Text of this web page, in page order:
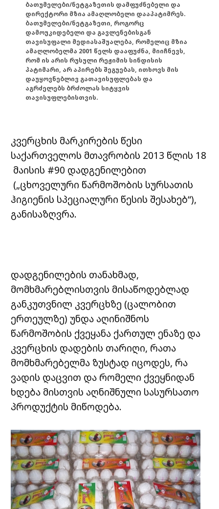
ბათუმელები/ნეტგაზეთის დამფუძნებელი და
დირექტორი მზია ამაღლობელი დააპატიმრეს.
ბათუმელები/ნეტგაზეთი, როგორც
დამოუკიდებელი და გავლენებისგან
თავისუფალი მედიასაშუალება, რომელიც მზია
ამაღლობელმა 2001 წელს დააფუძნა, მიიჩნევს,
რომ ის არის რუსული რეჟიმის სინდისის
პატიმარი, არ აპირებს შეგუებას, ითხოვს მის
დაუყოვნებლივ გათავისუფლებას და
აგრძელებს ბრძოლას სიტყვის
თავისუფლებისთვის.
კვერცხის მარკირების წესი
საქართველოს მთავრობის 2013 წლის 18
მაისის #90 დადგენილებით
(„ცხოველური წარმოშობის სურსათის
ჰიგიენის სპეციალური წესის შესახებ“),
განისაზღვრა.
დადგენილების თანახმად,
მომხმარებლისთვის მისაწოდებლად
განკუთვნილ კვერცხზე (ცალობით
ერთეულზე) უნდა აღინიშნოს
წარმოშობის ქვეყანა ქართულ ენაზე და
კვერცხის დადების თარიღი, რათა
მომხმარებელმა ზუსტად იცოდეს, რა
ვადის დაცვით და რომელი ქვეყნიდან
ხდება მისთვის აღნიშნული სასურსათო
პროდუქტის მიწოდება.